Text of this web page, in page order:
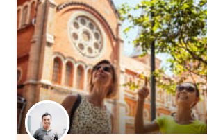
Elige tu local favorito